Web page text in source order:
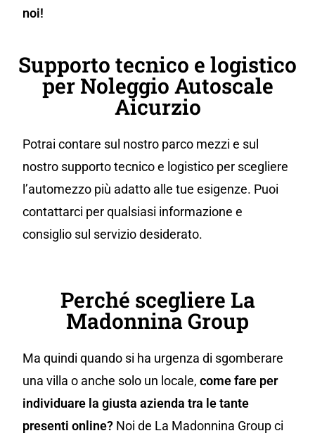
noi!
Supporto tecnico e logistico
per Noleggio Autoscale
Aicurzio
Potrai contare sul nostro parco mezzi e sul
nostro supporto tecnico e logistico per scegliere
l’automezzo più adatto alle tue esigenze. Puoi
contattarci per qualsiasi informazione e
consiglio sul servizio desiderato.
Perché scegliere La
Madonnina Group
Ma quindi quando si ha urgenza di sgomberare
una villa o anche solo un locale, come fare per
individuare la giusta azienda tra le tante
presenti online? Noi de La Madonnina Group ci